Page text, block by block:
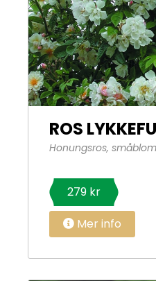
ROS
Honungsros,
279 kr
Mer info